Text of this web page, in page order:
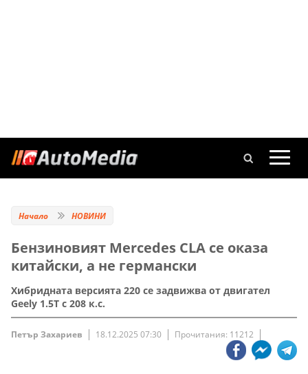
Начало НОВИНИ
Бензиновият Mercedes CLA се оказа
китайски, а не германски
Хибридната версията 220 се задвижва от двигател
Geely 1.5T с 208 к.с.
Петър Захариев 18.12.2025 07:30 Прочитания: 11212